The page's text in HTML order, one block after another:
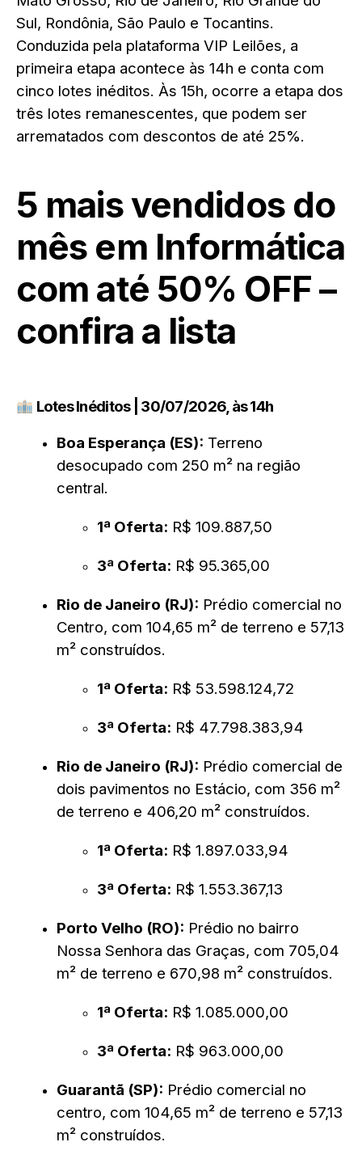
Sul, Rondônia, São Paulo e Tocantins.
Conduzida pela plataforma VIP Leilões, a
primeira etapa acontece às 14h e conta com
cinco lotes inéditos. Às 15h, ocorre a etapa dos
três lotes remanescentes, que podem ser
arrematados com descontos de até 25%.
5 mais vendidos do
mês em Informática
com até 50% OFF –
confira a lista
Lotes Inéditos | 30/07/2026, às 14h
Boa Esperança (ES): Terreno
desocupado com 250 m² na região
central.
1ª Oferta: R$ 109.887,50
3ª Oferta: R$ 95.365,00
Rio de Janeiro (RJ): Prédio comercial no
Centro, com 104,65 m² de terreno e 57,13
m² construídos.
1ª Oferta: R$ 53.598.124,72
3ª Oferta: R$ 47.798.383,94
Rio de Janeiro (RJ): Prédio comercial de
dois pavimentos no Estácio, com 356 m²
de terreno e 406,20 m² construídos.
1ª Oferta: R$ 1.897.033,94
3ª Oferta: R$ 1.553.367,13
Porto Velho (RO): Prédio no bairro
Nossa Senhora das Graças, com 705,04
m² de terreno e 670,98 m² construídos.
1ª Oferta: R$ 1.085.000,00
3ª Oferta: R$ 963.000,00
Guarantã (SP): Prédio comercial no
centro, com 104,65 m² de terreno e 57,13
m² construídos.